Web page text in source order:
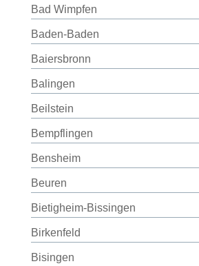
Bad Wimpfen
Baden-Baden
Baiersbronn
Balingen
Beilstein
Bempflingen
Bensheim
Beuren
Bietigheim-Bissingen
Birkenfeld
Bisingen